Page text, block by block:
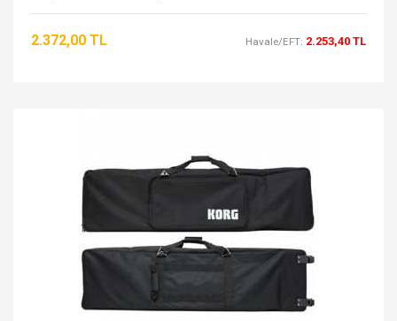
2.372,00 TL Havale/EFT: 2.253,40 TL